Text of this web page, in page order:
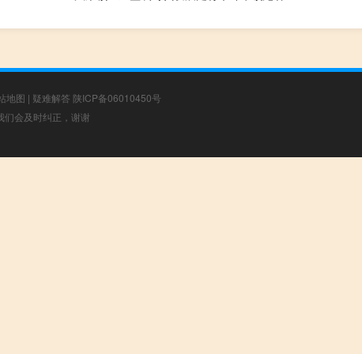
地图 | 疑难解答 陕ICP备06010450号
们会及时纠正，谢谢